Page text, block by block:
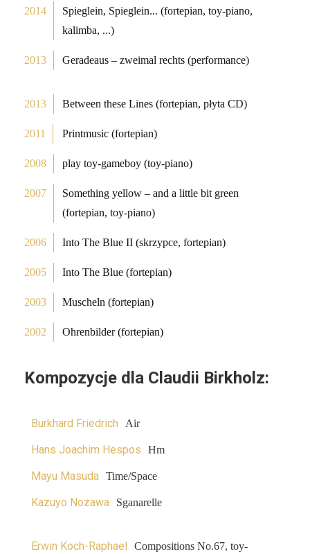
2014
Spieglein, Spieglein... (fortepian, toy-piano,
kalimba, ...)
2013 Geradeaus – zweimal rechts (performance)
2013 Between these Lines (fortepian, płyta CD)
2011 Printmusic (fortepian)
2008 play toy-gameboy (toy-piano)
2007
Something yellow – and a little bit green
(fortepian, toy-piano)
2006 Into The Blue II (skrzypce, fortepian)
2005 Into The Blue (fortepian)
2003 Muscheln (fortepian)
2002 Ohrenbilder (fortepian)
Kompozycje dla Claudii Birkholz:
Burkhard Friedrich Air
Hans Joachim Hespos Hm
Mayu Masuda Time/Space
Kazuyo Nozawa Sganarelle
Erwin Koch-Raphael
Compositions No.67, toy-